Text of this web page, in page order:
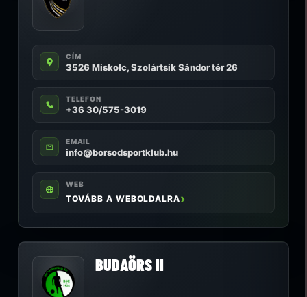
CÍM
3526 Miskolc, Szolártsik Sándor tér 26
TELEFON
+36 30/575-3019
EMAIL
info@borsodsportklub.hu
WEB
TOVÁBB A WEBOLDALRA
BUDAÖRS II